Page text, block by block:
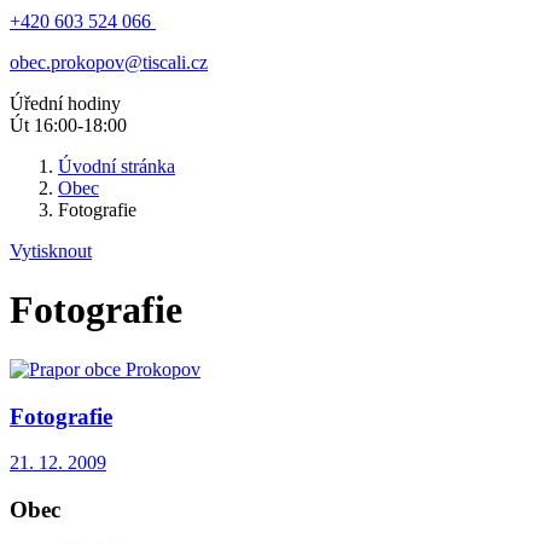
+420 603 524 066
obec.prokopov@tiscali.cz
Úřední hodiny
Út 16:00-18:00
Úvodní stránka
Obec
Fotografie
Vytisknout
Fotografie
Fotografie
21. 12. 2009
Obec